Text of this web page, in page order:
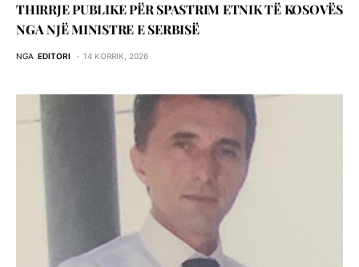
THIRRJE PUBLIKE PËR SPASTRIM ETNIK TË KOSOVËS
NGA NJË MINISTRE E SERBISË
NGA EDITORI 14 KORRIK, 2026